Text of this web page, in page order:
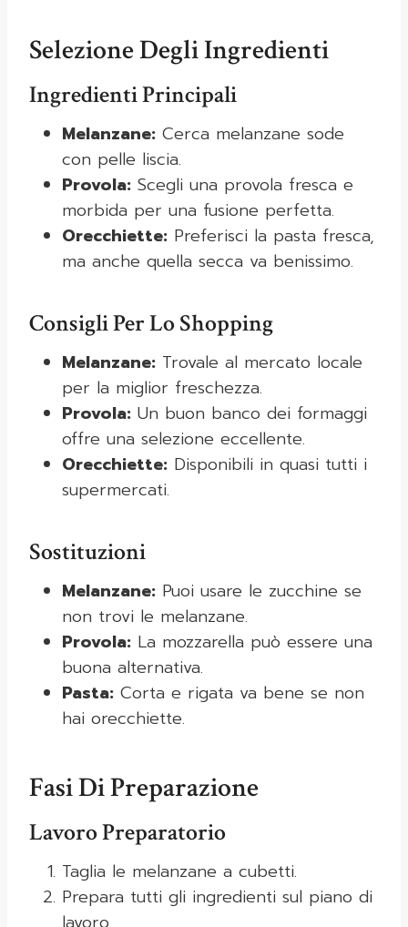
Selezione Degli Ingredienti
Ingredienti Principali
Melanzane: Cerca melanzane sode
con pelle liscia.
Provola: Scegli una provola fresca e
morbida per una fusione perfetta.
Orecchiette: Preferisci la pasta fresca,
ma anche quella secca va benissimo.
Consigli Per Lo Shopping
Melanzane: Trovale al mercato locale
per la miglior freschezza.
Provola: Un buon banco dei formaggi
offre una selezione eccellente.
Orecchiette: Disponibili in quasi tutti i
supermercati.
Sostituzioni
Melanzane: Puoi usare le zucchine se
non trovi le melanzane.
Provola: La mozzarella può essere una
buona alternativa.
Pasta: Corta e rigata va bene se non
hai orecchiette.
Fasi Di Preparazione
Lavoro Preparatorio
Taglia le melanzane a cubetti.
Prepara tutti gli ingredienti sul piano di